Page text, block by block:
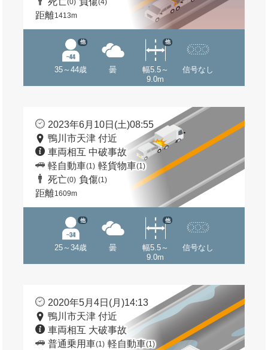
(0) (4)
距離1413m
35～44歳
他
曇
幅5.5～
9.0m
他
信号なし
2023年6月10日(土)08:55
鴨川市天津 付近
車両相互 中破事故
軽自動車(1) 軽貨物車(1)
死亡(0) 負傷(1)
距離1609m
25～34歳
他
曇
幅5.5～
9.0m
他
信号なし
2020年5月4日(月)14:13
鴨川市天津 付近
車両相互 大破事故
普通乗用車(1) 軽自動車(1)